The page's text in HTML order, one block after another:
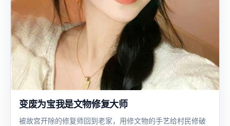
变废为宝我是文物修复大师
被故宫开除的修复师回到老家，用修文物的手艺给村民修破